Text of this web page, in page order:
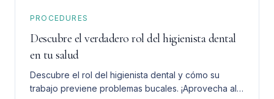
PROCEDURES
Descubre el verdadero rol del higienista dental
en tu salud
Descubre el rol del higienista dental y cómo su
trabajo previene problemas bucales. ¡Aprovecha al